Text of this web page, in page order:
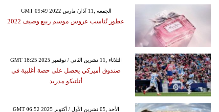
GMT 09:49 2022 الجمعة ,11 آذار/ مارس
عطور تُناسب عروس موسم ربيع وصيف 2022
GMT 18:25 2025 الثلاثاء ,11 تشرين الثاني / نوفمبر
صندوق أميركي يحصل على حصة أغلبية في
أتلتيكو مدريد
GMT 06:52 2025 الأحد ,05 تشرين الأول / أكتوبر